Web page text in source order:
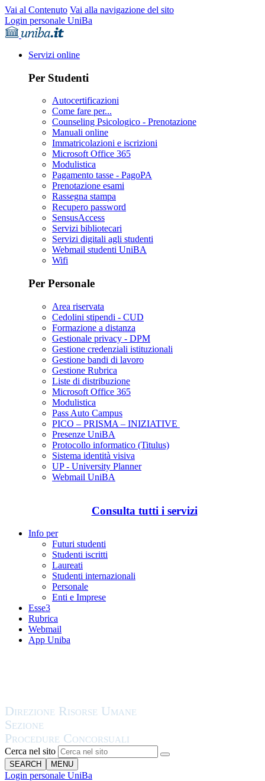
Vai al Contenuto Vai alla navigazione del sito
Login personale UniBa
Servizi online
Per Studenti
Autocertificazioni
Come fare per...
Counseling Psicologico - Prenotazione
Manuali online
Immatricolazioni e iscrizioni
Microsoft Office 365
Modulistica
Pagamento tasse - PagoPA
Prenotazione esami
Rassegna stampa
Recupero password
SensusAccess
Servizi bibliotecari
Servizi digitali agli studenti
Webmail studenti UniBA
Wifi
Per Personale
Area riservata
Cedolini stipendi - CUD
Formazione a distanza
Gestionale privacy - DPM
Gestione credenziali istituzionali
Gestione bandi di lavoro
Gestione Rubrica
Liste di distribuzione
Microsoft Office 365
Modulistica
Pass Auto Campus
PICO – PRISMA – INIZIATIVE
Presenze UniBA
Protocollo informatico (Titulus)
Sistema identità visiva
UP - University Planner
Webmail UniBA
Consulta tutti i servizi
Info per
Futuri studenti
Studenti iscritti
Laureati
Studenti internazionali
Personale
Enti e Imprese
Esse3
Rubrica
Webmail
App Uniba
Cerca nel sito
SEARCH MENU
Login personale UniBa